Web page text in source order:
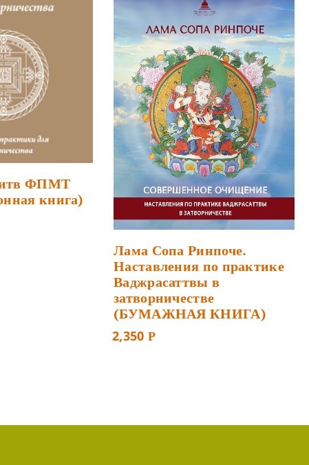
ФПМТ
книга)
Лама Сопа Ринпоче.
Наставления по практике
Ваджрасаттвы в
затворничестве
(БУМАЖНАЯ КНИГА)
2,350 Р